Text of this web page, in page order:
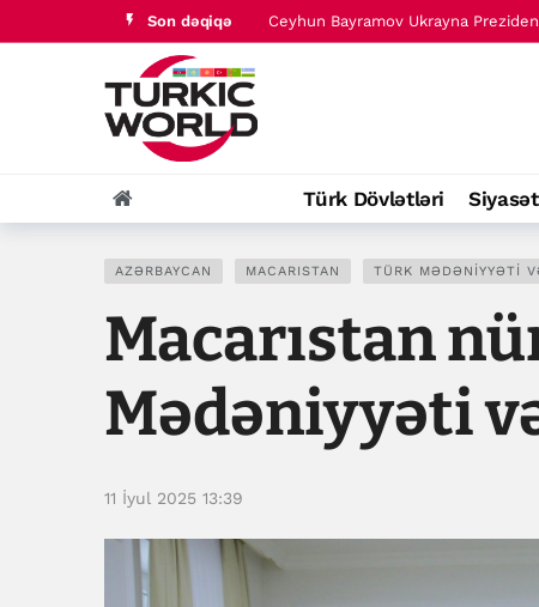
Son dəqiqə Türk dünyası tarixində baş verənlər
Türk dünyası tarixində baş verənlər
Türk Dövlətləri Siyasət
AZƏRBAYCAN MACARISTAN TÜRK MƏDƏNIYYƏTI
Macarıstan
Mədəniyyəti
11 İyul 2025 13:39